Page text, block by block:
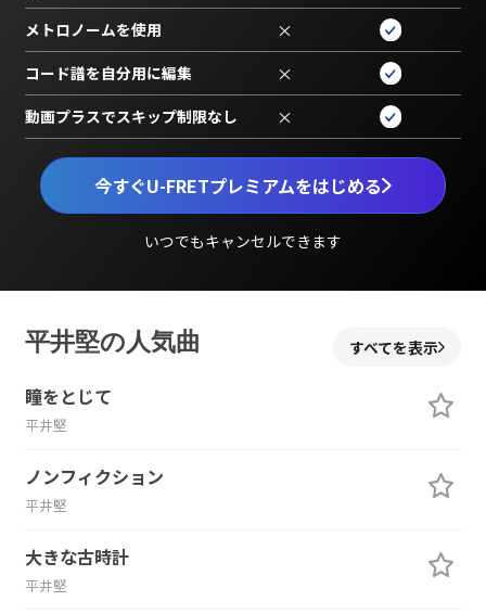
今すぐU-FRETプレミアムをはじめる
いつでもキャンセルできます
メトロノームを使用 ×
コード譜を自分用に編集 ×
動画プラスでスキップ制限なし ×
平井堅の人気曲 すべてを表示
瞳をとじて
平井堅
ノンフィクション
平井堅
大きな古時計
平井堅